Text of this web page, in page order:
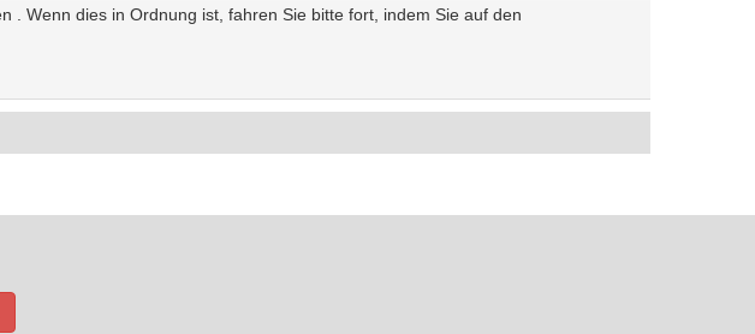
. Wenn dies in Ordnung ist, fahren Sie bitte fort, indem Sie auf den